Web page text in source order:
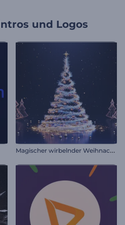
und Logos
M
agischer wirbelnder Weihnachtsbaum